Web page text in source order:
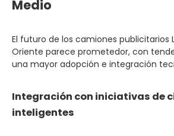
Medio
El futuro de los camiones publicitarios
Oriente parece prometedor, con
una mayor adopción e integración
Integración con iniciativas de
inteligentes